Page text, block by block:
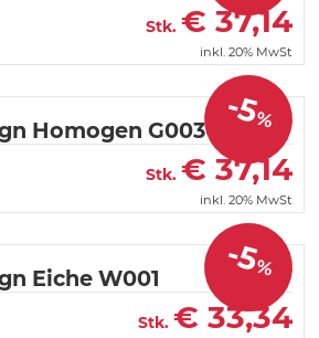
Stk. € 37,14
inkl. 20% MwSt
-5%
Homogen G003
Stk. € 37,14
inkl. 20% MwSt
-5%
Eiche W001
Stk. € 33,34